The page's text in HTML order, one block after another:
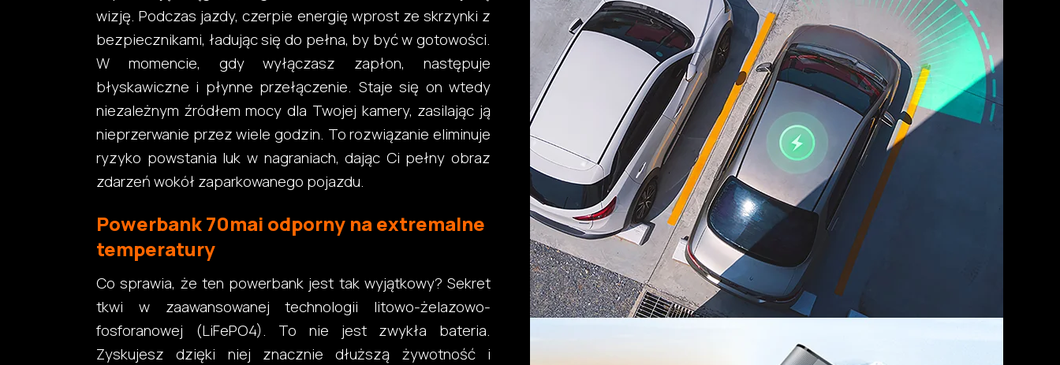
wizję. Podczas jazdy, czerpie energię wprost ze skrzynki z
bezpiecznikami, ładując się do pełna, by być w gotowości.
W momencie, gdy wyłączasz zapłon, następuje
błyskawiczne i płynne przełączenie. Staje się on wtedy
niezależnym źródłem mocy dla Twojej kamery, zasilając ją
nieprzerwanie przez wiele godzin. To rozwiązanie eliminuje
ryzyko powstania luk w nagraniach, dając Ci pełny obraz
zdarzeń wokół zaparkowanego pojazdu.
Powerbank 70mai odporny na extremalne
temperatury
Co sprawia, że ten powerbank jest tak wyjątkowy? Sekret
tkwi w zaawansowanej technologii litowo-żelazowo-
fosforanowej (LiFePO4). To nie jest zwykła bateria.
Zyskujesz dzięki niej znacznie dłuższą żywotność i